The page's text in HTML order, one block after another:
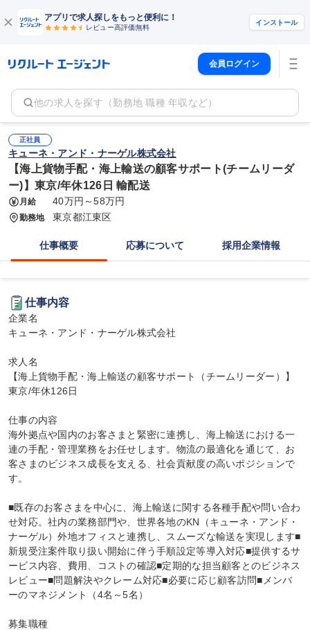
アプリで求人探しをもっと便利に！
レビュー高評価無料
インストール
会員ログイン
他の求人を探す（勤務地 職種 年収など）
正社員
キューネ・アンド・ナーゲル株式会社
【海上貨物手配・海上輸送の顧客サポート(チームリーダ
ー)】東京/年休126日 輸配送
月給 40万円～58万円
勤務地 東京都江東区
仕事概要 応募について 採用企業情報
仕事内容
企業名
キューネ・アンド・ナーゲル株式会社
求人名
【海上貨物手配・海上輸送の顧客サポート（チームリーダー）】
東京/年休126日
仕事の内容
海外拠点や国内のお客さまと緊密に連携し、海上輸送における一
連の手配・管理業務をお任せします。物流の最適化を通じて、お
客さまのビジネス成長を支える、社会貢献度の高いポジションで
す。
■既存のお客さまを中心に、海上輸送に関する各種手配や問い合わ
せ対応。社内の業務部門や、世界各地のKN（キューネ・アンド・
ナーゲル）外地オフィスと連携し、スムーズな輸送を実現します■
新規受注案件取り扱い開始に伴う手順設定等導入対応■提供するサ
ービス内容、費用、コストの確認■定期的な担当顧客とのビジネス
レビュー■問題解決やクレーム対応■必要に応じ顧客訪問■メンバ
ーのマネジメント（4名～5名）
募集職種